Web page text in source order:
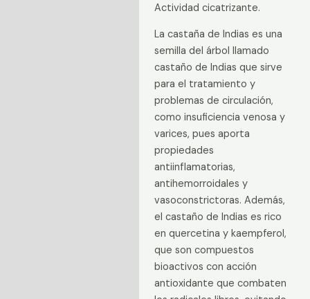
Actividad cicatrizante.
La castaña de Indias es una
semilla del árbol llamado
castaño de Indias que sirve
para el tratamiento y
problemas de circulación,
como insuficiencia venosa y
varices, pues aporta
propiedades
antiinflamatorias,
antihemorroidales y
vasoconstrictoras. Además,
el castaño de Indias es rico
en quercetina y kaempferol,
que son compuestos
bioactivos con acción
antioxidante que combaten